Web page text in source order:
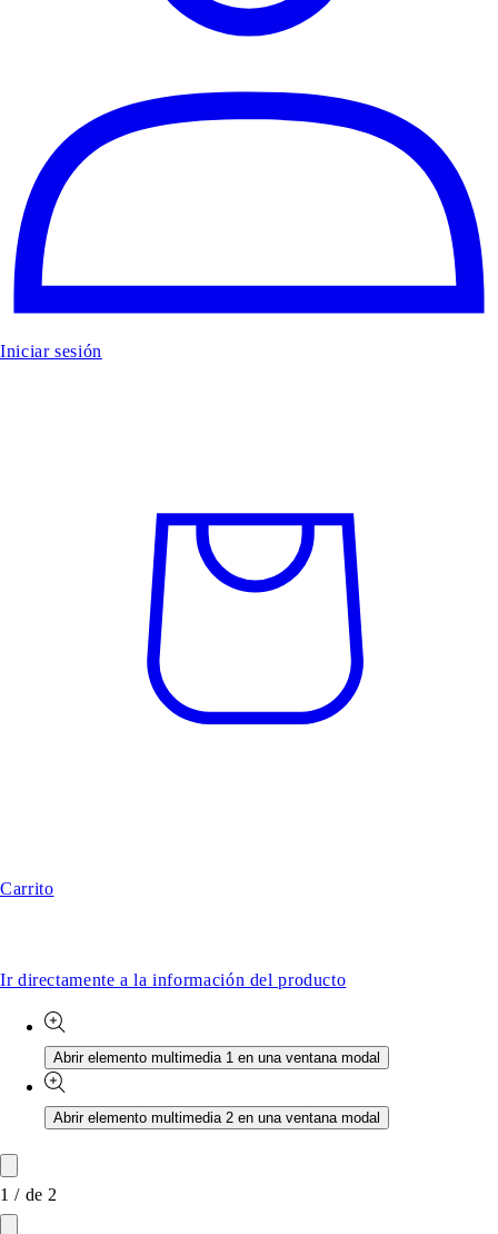
Iniciar sesión
Carrito
Ir directamente a la información del producto
Abrir elemento multimedia 1 en una ventana modal
Abrir elemento multimedia 2 en una ventana modal
1 / de 2